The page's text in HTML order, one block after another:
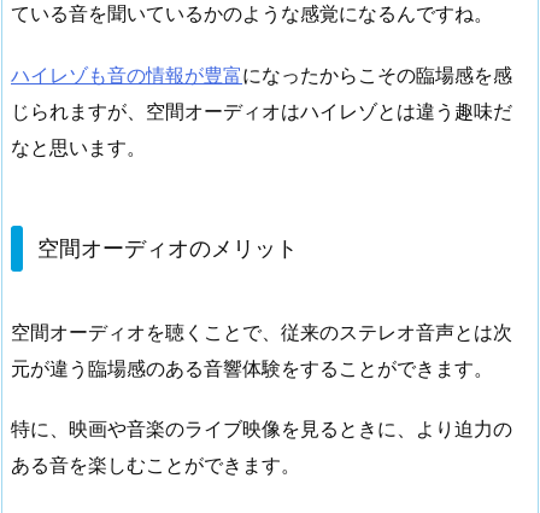
ている音を聞いているかのような感覚になるんですね。
ハイレゾも音の情報が豊富になったからこその臨場感を感
じられますが、空間オーディオはハイレゾとは違う趣味だ
なと思います。
空間オーディオのメリット
空間オーディオを聴くことで、従来のステレオ音声とは次
元が違う臨場感のある音響体験をすることができます。
特に、映画や音楽のライブ映像を見るときに、より迫力の
ある音を楽しむことができます。